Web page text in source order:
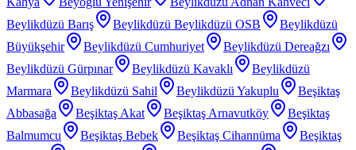
Beylikdüzü Barış
Beylikdüzü Beylikdüzü OSB
Beylikdüzü
Büyükşehir
Beylikdüzü Cumhuriyet
Beylikdüzü Dereağzı
Beylikdüzü Gürpınar
Beylikdüzü Kavaklı
Beylikdüzü
Marmara
Beylikdüzü Sahil Beylikdüzü Yakuplu
Beşiktaş
Abbasağa
Beşiktaş Akat Beşiktaş Arnavutköy
Beşiktaş
Balmumcu
Beşiktaş Bebek Beşiktaş Cihannüma
Beşiktaş